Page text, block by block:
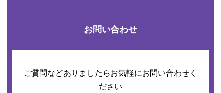
お問い合わせ
ご質問などありましたらお気軽にお問い合わせく
ださい